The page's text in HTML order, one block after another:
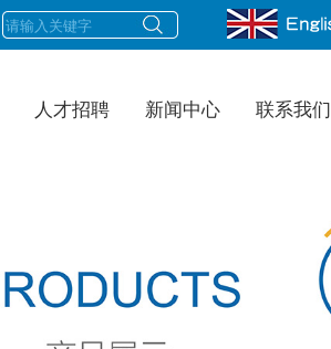
人才招聘 新闻中心 联系我们